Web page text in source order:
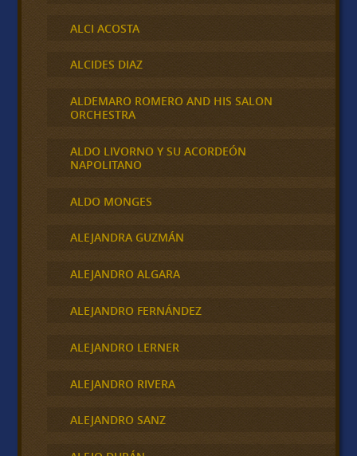
ALCI ACOSTA
ALCIDES DIAZ
ALDEMARO ROMERO AND HIS SALON
ORCHESTRA
ALDO LIVORNO Y SU ACORDEÓN
NAPOLITANO
ALDO MONGES
ALEJANDRA GUZMÁN
ALEJANDRO ALGARA
ALEJANDRO FERNÁNDEZ
ALEJANDRO LERNER
ALEJANDRO RIVERA
ALEJANDRO SANZ